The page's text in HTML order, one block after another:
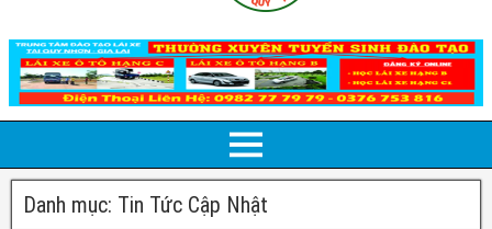
Danh mục: Tin Tức Cập Nhật